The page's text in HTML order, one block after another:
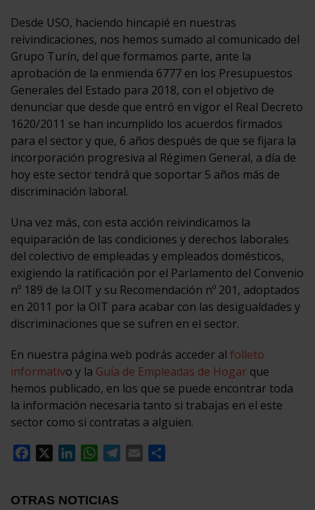
Desde USO, haciendo hincapié en nuestras
reivindicaciones, nos hemos sumado al comunicado del
Grupo Turín, del que formamos parte, ante la
aprobación de la enmienda 6777 en los Presupuestos
Generales del Estado para 2018, con el objetivo de
denunciar que desde que entró en vigor el Real Decreto
1620/2011 se han incumplido los acuerdos firmados
para el sector y que, 6 años después de que se fijara la
incorporación progresiva al Régimen General, a día de
hoy este sector tendrá que soportar 5 años más de
discriminación laboral.
Una vez más, con esta acción reivindicamos la
equiparación de las condiciones y derechos laborales
del colectivo de empleadas y empleados domésticos,
exigiendo la ratificación por el Parlamento del Convenio
nº 189 de la OIT y su Recomendación nº 201, adoptados
en 2011 por la OIT para acabar con las desigualdades y
discriminaciones que se sufren en el sector.
En nuestra página web podrás acceder al folleto
informativo y la Guía de Empleadas de Hogar que
hemos publicado, en los que se puede encontrar toda
la información necesaria tanto si trabajas en el este
sector como si contratas a alguien.
Facebook
LinkedInWhatsApp
Telegram
Email
OTRAS NOTICIAS